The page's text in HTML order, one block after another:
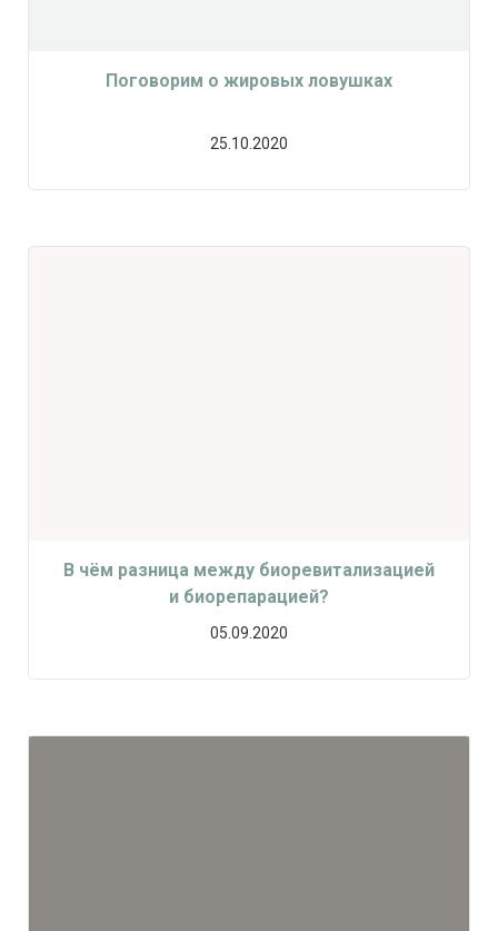
Поговорим о жировых ловушках
25.10.2020
В чём разница между биоревитализацией
и биорепарацией?
05.09.2020